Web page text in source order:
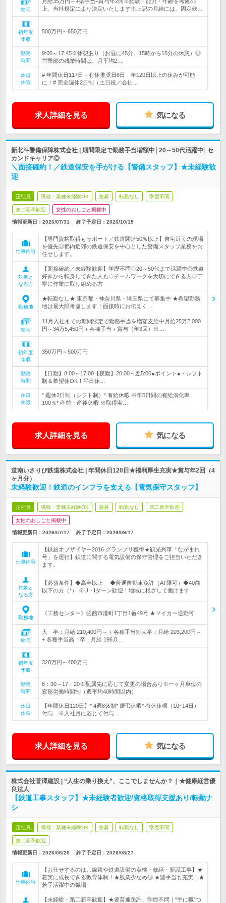
給与
上、当社規定により決定いたします※上記の月給には、固定残…
初年度
年収
500万円～650万円
勤務
時間
9:00～17:45※休憩あり（お昼に45分、15時から15分の休憩）◎
営業部の残業時間は、月平均2…
休日
休暇
# 年間休日117日＋有休推奨日6日 年120日以上の休みが可能
に！# 完全週休2日制（土日祝／会社…
求人詳細を見る 気になる
新北斗警備保障株式会社 | 期間限定で勤務手当増額中│20～50代活躍中│セ
カンドキャリア◎
＼面接確約！／鉄道保安を手がける【警備スタッフ】★未経験歓
迎
正社員 職種・業種未経験OK 急募 転勤なし 学歴不問
第二新卒歓迎 女性のおしごと掲載中
情報更新日：2026/07/31 終了予定日： 2026/10/15
仕事内容
【専門資格取得もサポート／鉄道関連50％以上】自宅近くの現場
を優先◎都内近郊の鉄道保安を中心とした警備スタッフ業務をお
任せします。
対象と
なる方
【面接確約／未経験歓迎】学歴不問◇20～50代まで活躍中◎鉄道
好きから転身してきた人も◇チームワークを大切にできる方◇丁
寧に作業に取り組める方
勤務地
★転勤なし★ 東京都・神奈川県・埼玉県にて募集中 ★希望勤務
地は最大限考慮します！面接時にお伝えく…
給与
11月入社までの期間限定で勤務手当を増額支給中月給25万2,000
円～34万5,450円＋各種手当＋賞与（年3回）※…
初年度
年収
350万円～500万円
勤務
時間
【日勤】8:00～17:00【夜勤】20:00～翌5:00●ポイント●・シフト
制＆希望休OK！平日休…
休日
休暇
* 週休2日制（シフト制）* 有給休暇 ※年5日間の有給消化率
100％* 産前・産後休暇 ※取得実…
求人詳細を見る 気になる
道南いさりび鉄道株式会社 | 年間休日120日★福利厚生充実★賞与年2回（4
ヶ月分）
未経験歓迎！鉄道のインフラを支える【電気保守スタッフ】
正社員 職種・業種未経験OK 急募 転勤なし 第二新卒歓迎
女性のおしごと掲載中
情報更新日：2026/07/17 終了予定日： 2026/09/17
仕事内容
【鉄旅オブザイヤー2016 グランプリ獲得★観光列車「ながまれ
号」を運行】鉄道に関する電気設備の保守管理をご担当いただき
ます。
対象と
なる方
【必須条件】◆高卒以上 ◆普通自動車免許（AT限可）◆40歳
以下の方（*） ※U・Iターン歓迎！地域に根ざして働けます
勤務地
《工務センター》函館市港町1丁目1番49号 ★マイカー通勤可
給与
大 卒：月給 210,400円～ + 各種手当短大卒：月給 203,200円～
+ 各種手当高 卒：月給 196,0…
初年度
年収
320万円～400万円
勤務
時間
8：30～17：20※配属先に応じて変更の場合あり※一ヶ月単位の
変形労働時間制（週平均40時間以内）
休日
休暇
【年間休日120日】* 4週8休制* 慶弔休暇* 有休休暇（10~14日）
付与 ※入社月に応じて付与…
求人詳細を見る 気になる
株式会社菅澤建設 | “人生の乗り換え”、ここでしませんか？｜★健康経営優
良法人
【鉄道工事スタッフ】★未経験者歓迎/資格取得支援あり/転勤ナ
シ
正社員 職種・業種未経験OK 急募 転勤なし 学歴不問
第二新卒歓迎
情報更新日：2026/06/26 終了予定日： 2026/08/27
仕事内容
【お任せするのは…線路や鉄道設備の点検・修繕・新設工事】★
着実に成長できる教育体制！★残業少なめ◎ ★諸手当も充実！★
若手活躍中の職場
【未経験・第二新卒歓迎】★要普通免許、学歴不問｜“手に職”つ